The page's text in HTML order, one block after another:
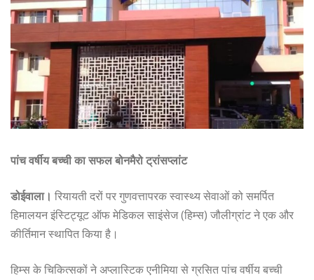
पांच वर्षीय बच्ची का सफल बोनमैरो ट्रांसप्लांट
डोईवाला। रियायती दरों पर गुणवत्तापरक स्वास्थ्य सेवाओं को समर्पित
हिमालयन इंस्टिट्यूट ऑफ मेडिकल साइंसेज (हिम्स) जौलीग्रांट ने एक और
कीर्तिमान स्थापित किया है।
हिम्स के चिकित्सकों ने अप्लास्टिक एनीमिया से ग्रसित पांच वर्षीय बच्ची